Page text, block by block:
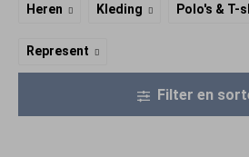
Heren Kleding Polo's & T-
Represent
Filter en